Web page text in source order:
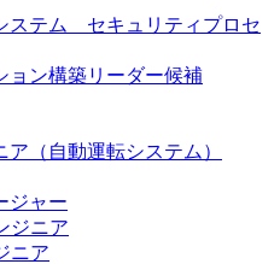
ステム セキュリティプロセ
ョン構築リーダー候補
（自動運転システム）
ジャー
ジニア
ニア